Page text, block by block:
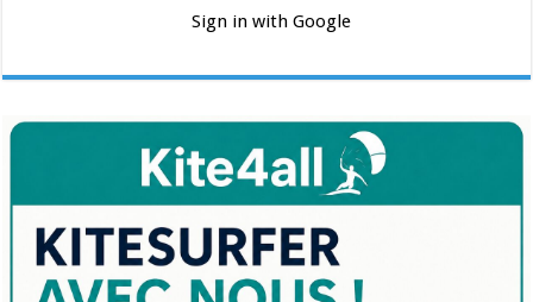
Sign in with Google